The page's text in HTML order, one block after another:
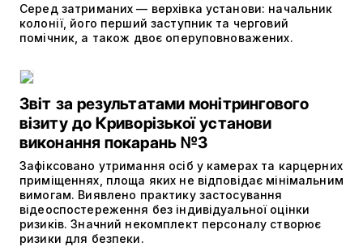
Серед затриманих — верхівка установи: начальник
колонії, його перший заступник та черговий
помічник, а також двоє оперуповноважених.
Звіт за результатами монітрингового
візиту до Криворізької установи
виконання покарань №3
Зафіксовано утримання осіб у камерах та карцерних
приміщеннях, площа яких не відповідає мінімальним
вимогам. Виявлено практику застосування
відеоспостереження без індивідуальної оцінки
ризиків. Значний некомплект персоналу створює
ризики для безпеки.